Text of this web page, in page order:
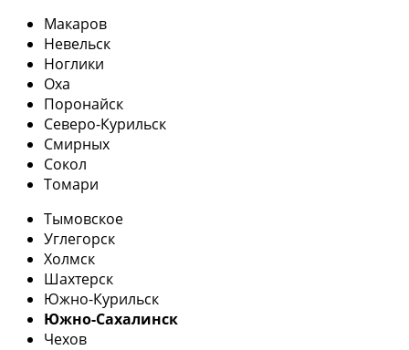
Макаров
Невельск
Ноглики
Оха
Поронайск
Северо-Курильск
Смирных
Сокол
Томари
Тымовское
Углегорск
Холмск
Шахтерск
Южно-Курильск
Южно-Сахалинск
Чехов